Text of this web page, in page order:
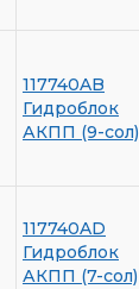
117740AB
Гидроблок
АКПП (9-сол)
117740AD
Гидроблок
АКПП (7-сол)